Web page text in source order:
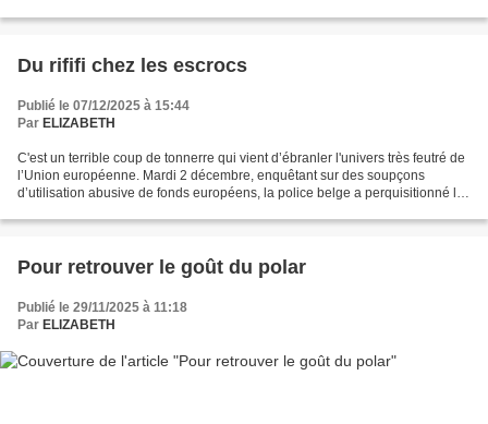
Du rififi chez les escrocs
Publié le 07/12/2025 à 15:44
Par ELIZABETH
C'est un terrible coup de tonnerre qui vient d’ébranler l'univers très feutré de
l’Union européenne. Mardi 2 décembre, enquêtant sur des soupçons
d’utilisation abusive de fonds européens, la police belge a perquisitionné les
Pour retrouver le goût du polar
Publié le 29/11/2025 à 11:18
Par ELIZABETH